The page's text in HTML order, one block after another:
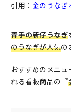
引用： 金のうなぎ
青手の新仔うなぎ
のうなぎが人気の
おすすめのメニュ
れる看板商品の『